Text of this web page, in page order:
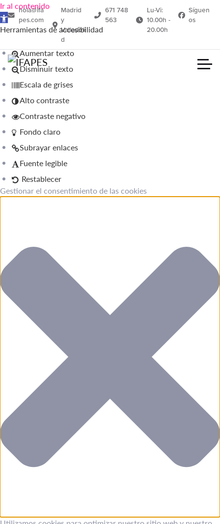
Ir al contenido
Abrir barra de herramientas
Herramientas de accesibilidad
Aumentar texto
Disminuir texto
Escala de grises
Alto contraste
Contraste negativo
Fondo claro
Subrayar enlaces
Fuente legible
Restablecer
Gestionar el consentimiento de las cookies
hola@ifa
pes.com
Madrid
y
Valladoli
d
671 748
563
Lu-Vi:
10.00h -
20.00h
Síguen
os